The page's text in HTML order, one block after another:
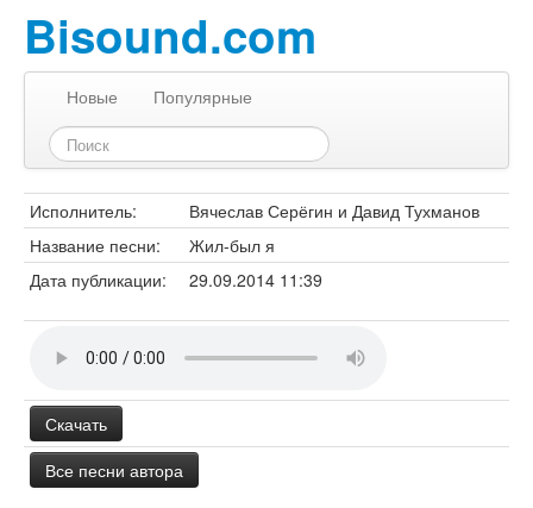
Bisound.com
Новые Популярные
Исполнитель:
Вячеслав Серёгин и Давид Тухманов
Название песни:
Жил-был я
Дата публикации:
29.09.2014 11:39
Скачать
Все песни автора